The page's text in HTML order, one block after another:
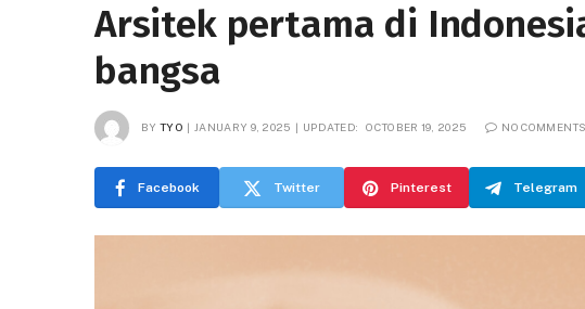
Arsitek pertama di
bangsa
BY TYO JANUARY 9, 2025 UPDATED: OCTOBER 19, 2025 NO COMMENTS
Facebook Twitter Pinterest Telegram